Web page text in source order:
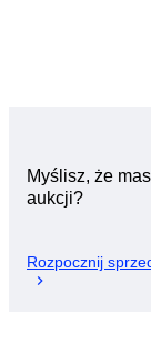
Myślisz, że
aukcji?
Rozpocznij